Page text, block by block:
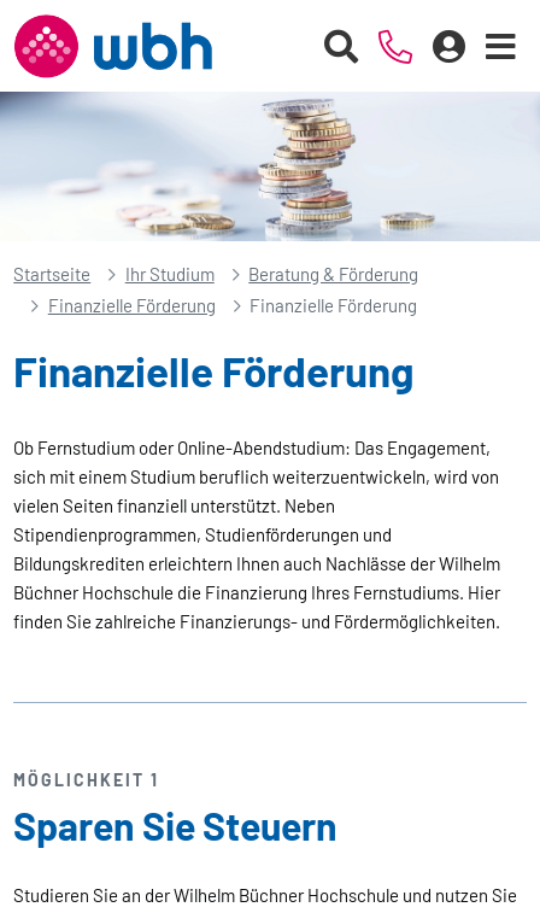
Startseite Ihr Studium
Beratung & Förderung
Finanzielle Förderung
Finanzielle Förderung
Finanzielle Förderung
Ob Fernstudium oder Online-Abendstudium: Das Engagement,
sich mit einem Studium beruflich weiterzuentwickeln, wird von
vielen Seiten finanziell unterstützt. Neben
Stipendienprogrammen, Studienförderungen und
Bildungskrediten erleichtern Ihnen auch Nachlässe der Wilhelm
Büchner Hochschule die Finanzierung Ihres Fernstudiums. Hier
finden Sie zahlreiche Finanzierungs- und Fördermöglichkeiten.
MÖGLICHKEIT 1
Sparen Sie Steuern
Studieren Sie an der Wilhelm Büchner Hochschule und nutzen Sie